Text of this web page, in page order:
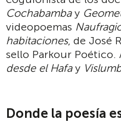
Cochabambay
videopoemas
habitaciones, de José
sello Parkour Poético.
desde el Hafay
Donde la poesía